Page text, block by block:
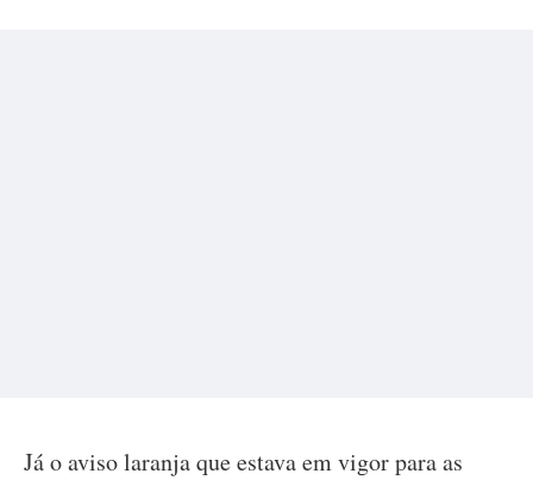
Já o aviso laranja que estava em vigor para as